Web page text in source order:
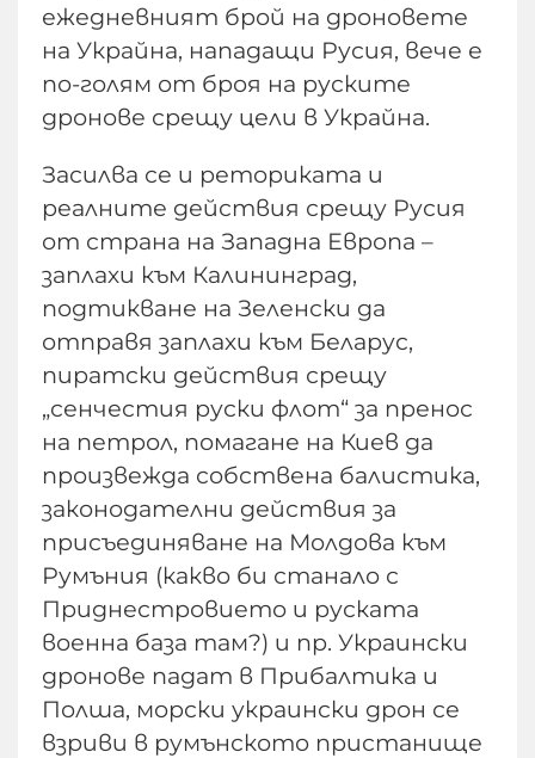
ежедневният брой на дроновете
на Украйна, нападащи Русия, вече е
по-голям от броя на руските
дронове срещу цели в Украйна.
Засилва се и реториката и
реалните действия срещу Русия
от страна на Западна Европа –
заплахи към Калининград,
подтикване на Зеленски да
отправя заплахи към Беларус,
пиратски действия срещу
„сенчестия руски флот“ за пренос
на петрол, помагане на Киев да
произвежда собствена балистика,
законодателни действия за
присъединяване на Молдова към
Румъния (какво би станало с
Приднестровието и руската
военна база там?) и пр. Украински
дронове падат в Прибалтика и
Полша, морски украински дрон се
взриви в румънското пристанище